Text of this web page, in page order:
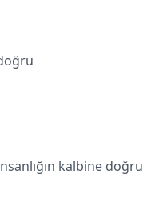
kalbine